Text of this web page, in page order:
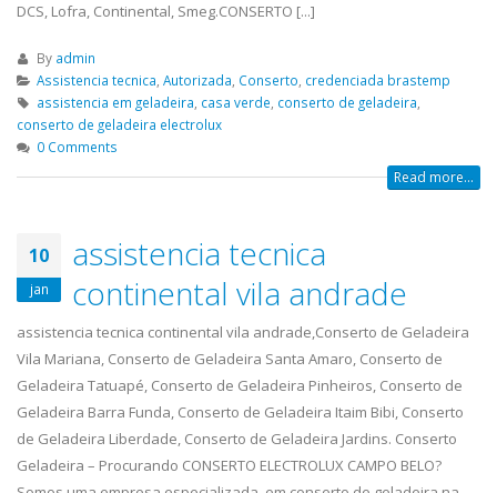
DCS, Lofra, Continental, Smeg.CONSERTO [...]
By admin
Assistencia tecnica, Autorizada, Conserto, credenciada brastemp
assistencia em geladeira, casa verde, conserto de geladeira,
conserto de geladeira electrolux
0 Comments
Read more...
10
jan
assistencia tecnica
continental vila andrade
assistencia tecnica continental vila andrade,Conserto de Geladeira
Vila Mariana, Conserto de Geladeira Santa Amaro, Conserto de
Geladeira Tatuapé, Conserto de Geladeira Pinheiros, Conserto de
Geladeira Barra Funda, Conserto de Geladeira Itaim Bibi, Conserto
de Geladeira Liberdade, Conserto de Geladeira Jardins. Conserto
Geladeira – Procurando CONSERTO ELECTROLUX CAMPO BELO?